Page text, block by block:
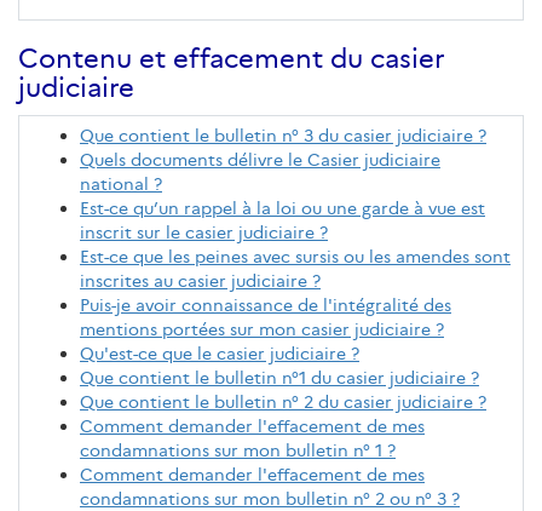
Contenu et effacement du casier
judiciaire
Que contient le bulletin n° 3 du casier judiciaire ?
Quels documents délivre le Casier judiciaire
national ?
Est-ce qu’un rappel à la loi ou une garde à vue est
inscrit sur le casier judiciaire ?
Est-ce que les peines avec sursis ou les amendes sont
inscrites au casier judiciaire ?
Puis-je avoir connaissance de l'intégralité des
mentions portées sur mon casier judiciaire ?
Qu'est-ce que le casier judiciaire ?
Que contient le bulletin n°1 du casier judiciaire ?
Que contient le bulletin n° 2 du casier judiciaire ?
Comment demander l'effacement de mes
condamnations sur mon bulletin n° 1 ?
Comment demander l'effacement de mes
condamnations sur mon bulletin n° 2 ou n° 3 ?